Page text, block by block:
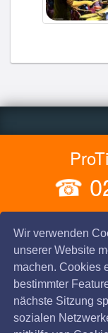
Wir verwenden
unserer Website
machen. Cookies
bestimmter
nächste Sitzung
sozialen
☎
Infos
AGB
Haftungsausschluss